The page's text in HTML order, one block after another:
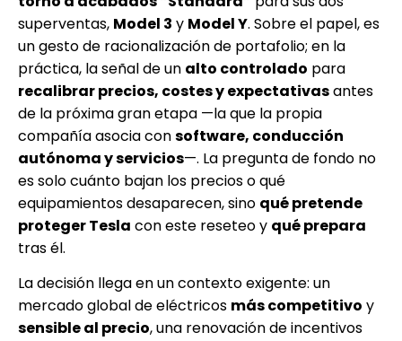
superventas, Model 3 y Model Y. Sobre el papel, es
un gesto de racionalización de portafolio; en la
práctica, la señal de un alto controlado para
recalibrar precios, costes y expectativasantes
de la próxima gran etapa —la que la propia
compañía asocia consoftware, conducción
autónoma y servicios—. La pregunta de fondo no
es solo cuánto bajan los precios o qué
equipamientos desaparecen, sino qué pretende
proteger Tesla con este reseteo y qué prepara
tras él.
La decisión llega en un contexto exigente: un
mercado global de eléctricos más competitivo y
sensible al precio, una renovación de incentivos